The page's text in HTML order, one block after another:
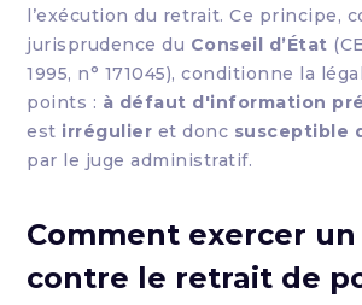
l’exécution du retrait. Ce principe,
jurisprudence du Conseil d’État
1995, n° 171045), conditionne la
points : à défaut d'information
est irrégulier et donc susceptible
par le juge administratif.
Comment exercer
contre le retrait de